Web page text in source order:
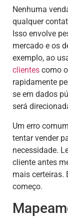
Nenhuma
qualquer
Isso envolve
mercado e os
exemplo, ao
clientes como
rapidamente
se em dados
será
Um erro
tentar vender
necessidade.
cliente antes
mais certeiras.
começo.